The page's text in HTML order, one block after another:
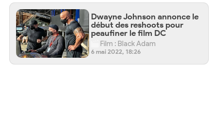
Dwayne Johnson annonce le
début des reshoots pour
peaufiner le film DC
Film : Black Adam
6 mai 2022, 18:26